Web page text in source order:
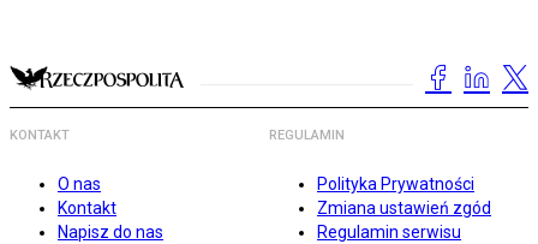
KONTAKT
O nas
Kontakt
Napisz do nas
REGULAMIN
Polityka Prywatności
Zmiana ustawień zgód
Regulamin serwisu